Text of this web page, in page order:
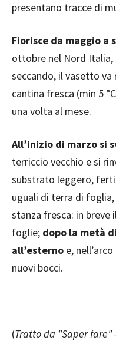
presentano tracce di
Fiorisce da maggio a
ottobre nel Nord
seccando, il vasetto
cantina fresca (min 5
una volta al mese.
All’inizio di marzo si
terriccio vecchio e si
substrato leggero,
uguali di terra di
stanza fresca: in
foglie; dopo la metà
all’esterno e,
nuovi bocci.
(Tratto da "Saper fare"